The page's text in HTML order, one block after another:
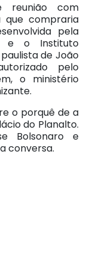
reunião com
que compraria
pela
e o Instituto
de João
pelo
o ministério
o porquê de a
do Planalto.
Bolsonaro e
conversa.